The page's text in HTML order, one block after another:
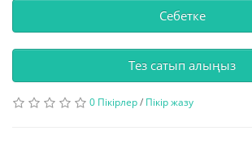
Себетке
Тез сатып алыңыз
0 Пікірлер/ Пікір жазу